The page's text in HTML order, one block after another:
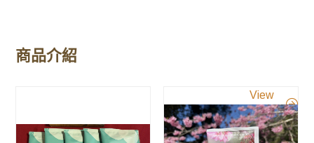
商品介紹
View
More